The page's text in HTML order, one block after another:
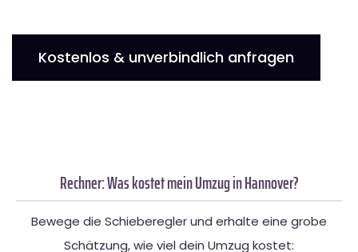
Kostenlos & unverbindlich anfragen
Rechner: Was kostet mein Umzug in Hannover?
Bewege die Schieberegler und erhalte eine grobe
Schätzung, wie viel dein Umzug kostet: